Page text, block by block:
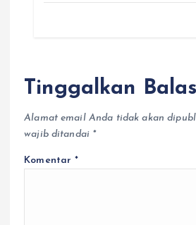
Tinggalkan
Alamat email Anda tidak akan
wajib ditandai *
Komentar*